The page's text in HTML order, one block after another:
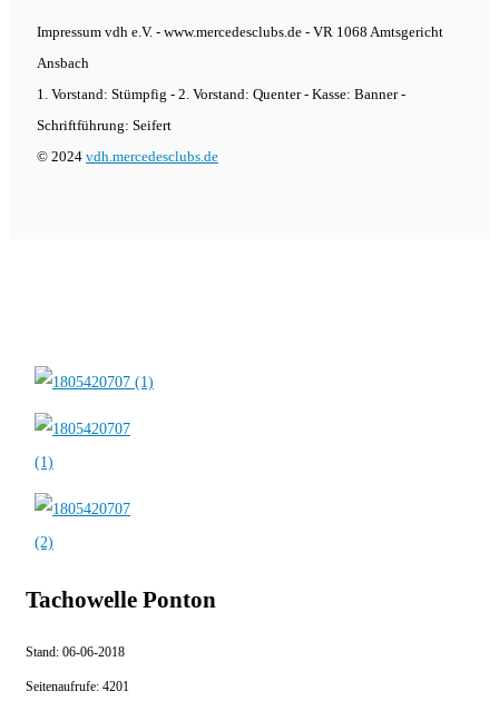
Impressum vdh e.V. - www.mercedesclubs.de - VR 1068 Amtsgericht
Ansbach
1. Vorstand: Stümpfig - 2. Vorstand: Quenter - Kasse: Banner -
Schriftführung: Seifert
© 2024 vdh.mercedesclubs.de
Tachowelle Ponton
Stand: 06-06-2018
Seitenaufrufe: 4201